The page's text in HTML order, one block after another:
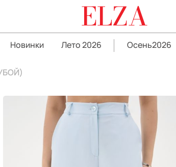
ELZA
Новинки Лето 2026 Осень2026